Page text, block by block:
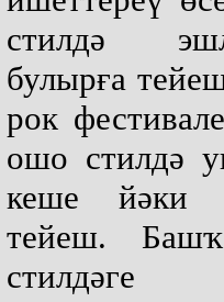
стилдә
булырға
рок
ошо стилдә
кеше йәки
тейеш.